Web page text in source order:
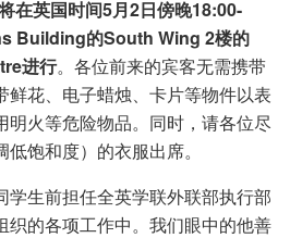
在英国时间5月2日傍晚18:00-
Building的South Wing 2楼的
进行。各位前来的宾客无需携带
鲜花、电子蜡烛、卡片等物件以表
明火等危险物品。同时，请各位尽
饱和度）的衣服出席。
学生前担任全英学联外联部执行部
织的各项工作中。我们眼中的他善